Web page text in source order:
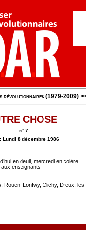
révolutionnaires (1979-2009)
CHOSE
- n° 7
Lundi 8 décembre 1986
en deuil, mercredi en colère
aux enseignants
Rouen, Lonfwy, Clichy, Dreux,